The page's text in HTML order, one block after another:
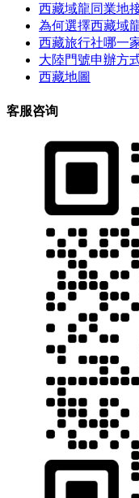
西藏域龍同業地
為何選擇西藏域
西藏旅行社哪一
大陸門號申辦方
西藏地圖
客服咨询